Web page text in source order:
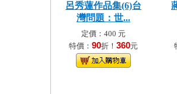
呂秀蓮作品集(6)台
灣問題：世...
定價：400 元
特價： 90折！ 360元